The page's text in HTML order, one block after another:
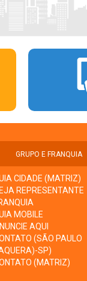
GRUPO E FRANQUIA
CIDADE (MATRIZ)
REPRESENTANTE
MOBILE
AQUI
(SÃO PAULO
SP)
(MATRIZ)